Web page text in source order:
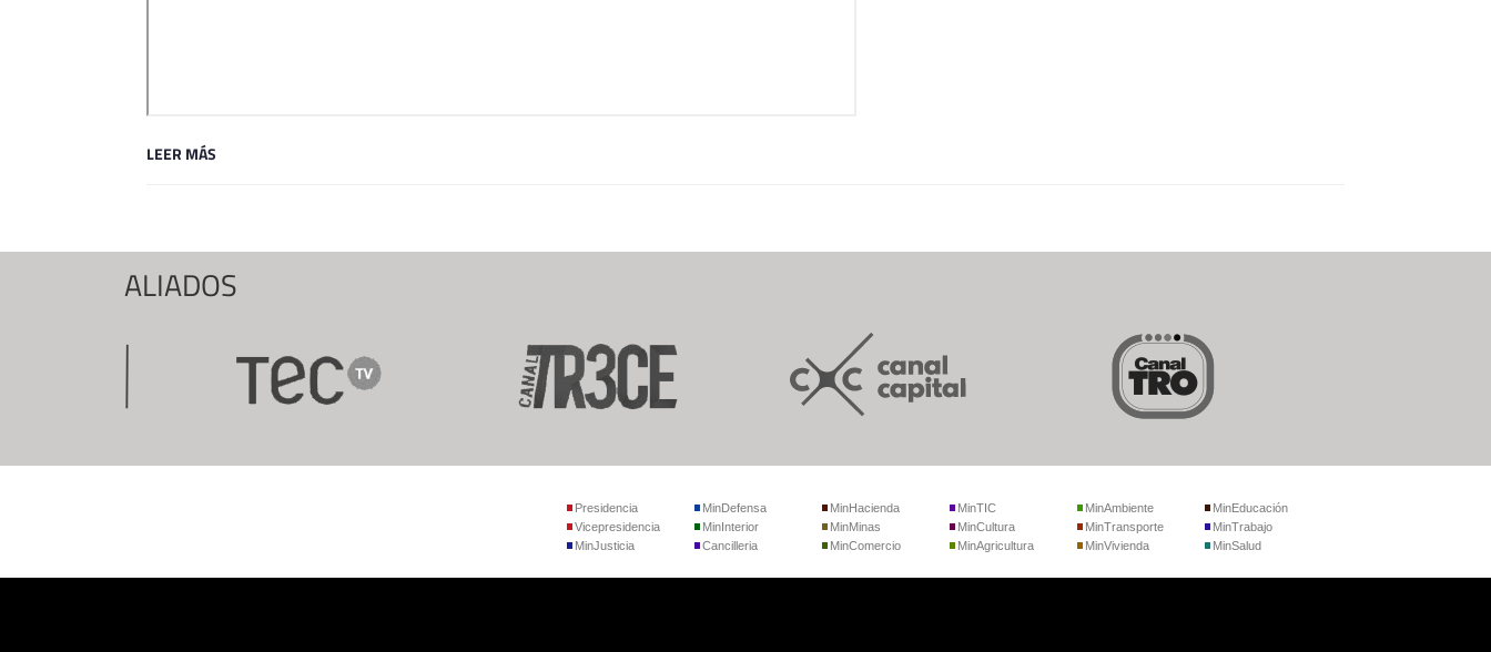
LEER MÁS
ALIADOS
Presidencia
Vicepresidencia
MinJusticia
MinDefensa
MinInterior
Cancilleria
MinHacienda
MinMinas
MinComercio
MinTIC
MinCultura
MinAgricultura
MinAmbiente
MinTransporte
MinVivienda
MinEducación
MinTrabajo
MinSalud